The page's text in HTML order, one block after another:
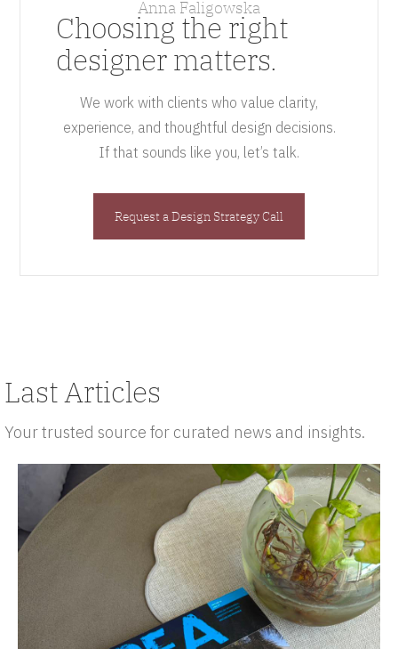
Anna Faligowska
Choosing the right
designer matters.
We work with clients who value clarity,
experience, and thoughtful design decisions.
If that sounds like you, let’s talk.
Request a Design Strategy Call
Last Articles
Your trusted source for curated news and insights.